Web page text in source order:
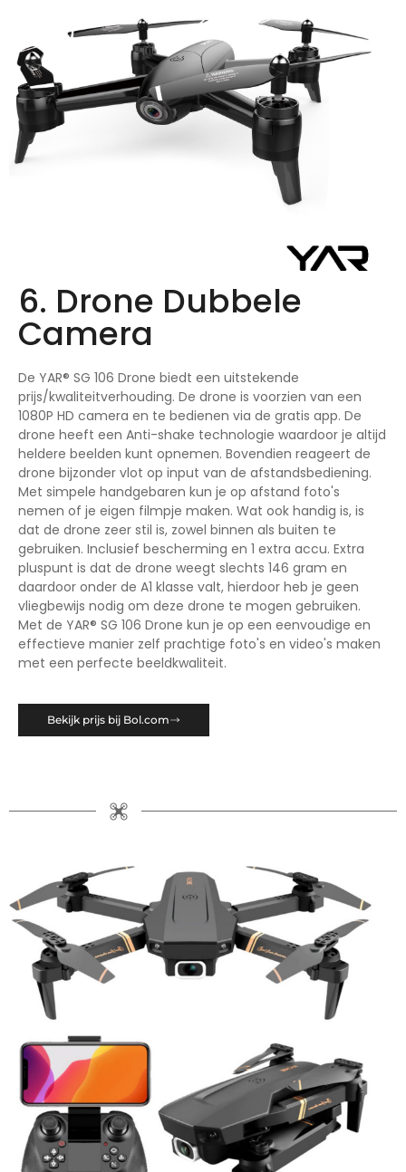
6. Drone Dubbele
Camera
De YAR® SG 106 Drone biedt een uitstekende
prijs/kwaliteitverhouding. De drone is voorzien van een
1080P HD camera en te bedienen via de gratis app. De
drone heeft een Anti-shake technologie waardoor je altijd
heldere beelden kunt opnemen. Bovendien reageert de
drone bijzonder vlot op input van de afstandsbediening.
Met simpele handgebaren kun je op afstand foto's
nemen of je eigen filmpje maken. Wat ook handig is, is
dat de drone zeer stil is, zowel binnen als buiten te
gebruiken. Inclusief bescherming en 1 extra accu. Extra
pluspunt is dat de drone weegt slechts 146 gram en
daardoor onder de A1 klasse valt, hierdoor heb je geen
vliegbewijs nodig om deze drone te mogen gebruiken.
Met de YAR® SG 106 Drone kun je op een eenvoudige en
effectieve manier zelf prachtige foto's en video's maken
met een perfecte beeldkwaliteit.
Bekijk prijs bij Bol.com